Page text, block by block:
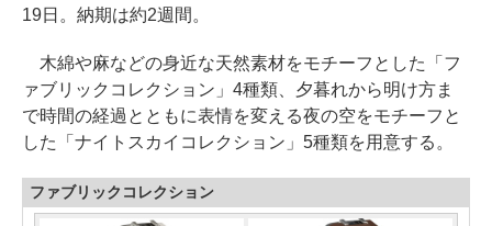
19日。納期は約2週間。
木綿や麻などの身近な天然素材をモチーフとした「フ
ァブリックコレクション」4種類、夕暮れから明け方ま
で時間の経過とともに表情を変える夜の空をモチーフと
した「ナイトスカイコレクション」5種類を用意する。
ファブリックコレクション